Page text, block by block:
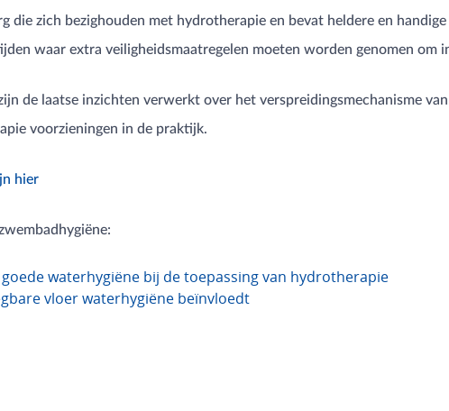
die zich bezighouden met hydrotherapie en bevat heldere en
waar extra veiligheidsmaatregelen moeten worden genomen om
de laatse inzichten verwerkt over het verspreidingsmechanisme
voorzieningen in de praktijk.
hier
waterhygiëne bij de toepassing van hydrotherapie
vloer waterhygiëne beïnvloedt